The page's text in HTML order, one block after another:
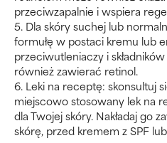
przeciwzapalnie i wspiera
5. Dla skóry suchej lub
formułę w postaci kremu lub
przeciwutleniaczy i
również zawierać retinol.
6. Leki na receptę: skonsultuj
miejscowo stosowany lek na
dla Twojej skóry. Nakładaj go
skórę, przed kremem z SPF